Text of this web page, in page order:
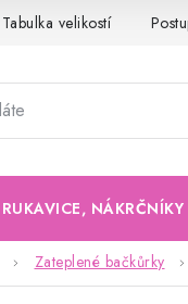
Tabulka velikostí
NÁKRČNÍKY
Zateplené bačkůrky